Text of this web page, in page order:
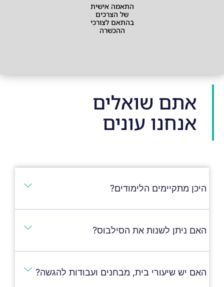
התאמה אישית
של הצרכים
בהתאם לצורכי
ההכשרה
אתם שואלים
אנחנו עונים
היכן מתקיימים הלימודים?
האם ניתן לשנות את הסילבוס?
האם יש שיעורי בית, מבחנים ועבודות להגשה?